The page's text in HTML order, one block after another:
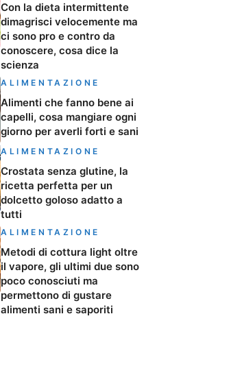
Con la dieta intermittente
dimagrisci velocemente ma
ci sono pro e contro da
conoscere, cosa dice la
scienza
ALIMENTAZIONE
Alimenti che fanno bene ai
capelli, cosa mangiare ogni
giorno per averli forti e sani
ALIMENTAZIONE
Crostata senza glutine, la
ricetta perfetta per un
dolcetto goloso adatto a
tutti
ALIMENTAZIONE
Metodi di cottura light oltre
il vapore, gli ultimi due sono
poco conosciuti ma
permettono di gustare
alimenti sani e saporiti